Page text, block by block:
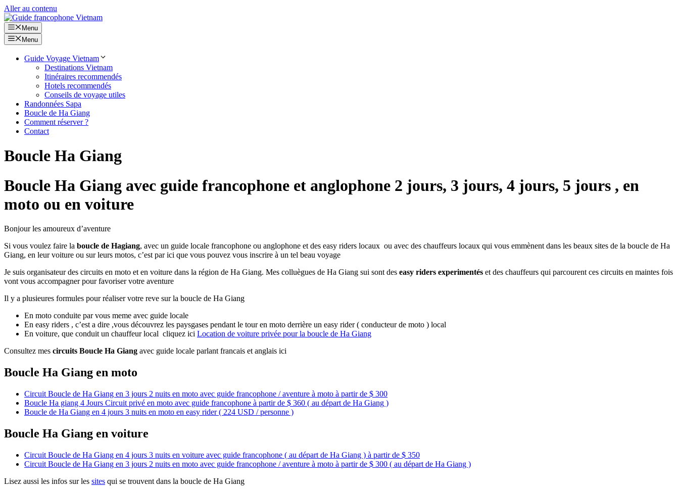
Aller au contenu
Menu
Menu
Guide Voyage Vietnam
Destinations Vietnam
Itinéraires recommendés
Hotels recommendés
Conseils de voyage utiles
Randonnées Sapa
Boucle de Ha Giang
Comment réserver ?
Contact
Boucle Ha Giang
Boucle Ha Giang avec guide francophone et anglophone 2 jours, 3 jours, 4 jours, 5 jours , en
moto ou en voiture
Bonjour les amoureux d’aventure
Si vous voulez faire la boucle de Hagiang, avec un guide locale francophone ou anglophone et des easy riders locaux ou avec des chauffeurs locaux qui vous emmènent dans les beaux sites de la boucle de Ha
Giang, en leur voiture ou sur leurs motos, c’est par ici que vous pouvez vous inscrire à un tel beau voyage
Je suis organisateur des circuits en moto et en voiture dans la région de Ha Giang. Mes colluègues de Ha Giang sui sont des easy riders experimentés et des chauffeurs qui parcourent ces circuits en maintes fois
vont vous accompagner pour favoriser votre aventure
Il y a plusieures formules pour réaliser votre reve sur la boucle de Ha Giang
En moto conduite par vous meme avec guide locale
En easy riders , c’est a dire ,vous découvrez les paysgases pendant le tour en moto derrière un easy rider ( conducteur de moto ) local
En voiture, que conduit un chauffeur local cliquez ici Location de voiture privée pour la boucle de Ha Giang
Consultez mes circuits Boucle Ha Giang avec guide locale parlant francais et anglais ici
Boucle Ha Giang en moto
Circuit Boucle de Ha Giang en 3 jours 2 nuits en moto avec guide francophone / aventure à moto à partir de $ 300
Boucle Ha giang 4 Jours Circuit privé en moto avec guide francophone à partir de $ 360 ( au départ de Ha Giang )
Boucle de Ha Giang en 4 jours 3 nuits en moto en easy rider ( 224 USD / personne )
Boucle Ha Giang en voiture
Circuit Boucle de Ha Giang en 4 jours 3 nuits en voiture avec guide francophone ( au départ de Ha Giang ) à partir de $ 350
Circuit Boucle de Ha Giang en 3 jours 2 nuits en moto avec guide francophone / aventure à moto à partir de $ 300 ( au départ de Ha Giang )
Lisez aussi les infos sur les sites qui se trouvent dans la boucle de Ha Giang